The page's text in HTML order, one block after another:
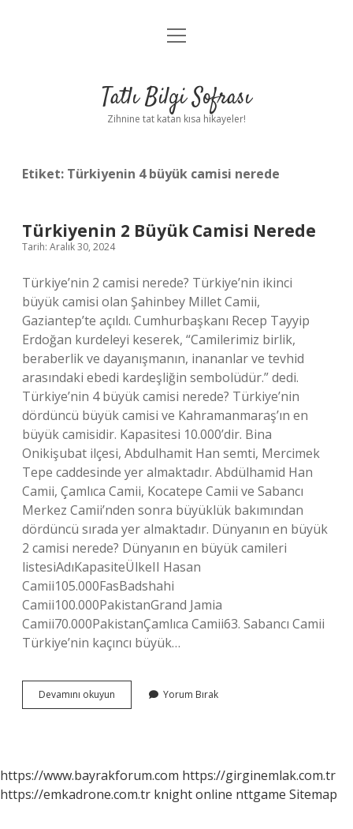
Anasayfa
Yasal Uyarı
menüyü
Tatlı Bilgi Sofrası
Zihnine tat katan kısa hikayeler!
Etiket: Türkiyenin 4 büyük camisi nerede
Türkiyenin 2 Büyük Camisi Nerede
Tarih: Aralık 30, 2024
Türkiye’nin 2 camisi nerede? Türkiye’nin ikinci
büyük camisi olan Şahinbey Millet Camii,
Gaziantep’te açıldı. Cumhurbaşkanı Recep Tayyip
Erdoğan kurdeleyi keserek, “Camilerimiz birlik,
beraberlik ve dayanışmanın, inananlar ve tevhid
arasındaki ebedi kardeşliğin sembolüdür.” dedi.
Türkiye’nin 4 büyük camisi nerede? Türkiye’nin
dördüncü büyük camisi ve Kahramanmaraş’ın en
büyük camisidir. Kapasitesi 10.000’dir. Bina
Onikişubat ilçesi, Abdulhamit Han semti, Mercimek
Tepe caddesinde yer almaktadır. Abdülhamid Han
Camii, Çamlıca Camii, Kocatepe Camii ve Sabancı
Merkez Camii’nden sonra büyüklük bakımından
dördüncü sırada yer almaktadır. Dünyanın en büyük
2 camisi nerede? Dünyanın en büyük camileri
listesiAdıKapasiteÜlkeII Hasan
Camii105.000FasBadshahi
Camii100.000PakistanGrand Jamia
Camii70.000PakistanÇamlıca Camii63. Sabancı Camii
Türkiye’nin kaçıncı büyük…
Devamını okuyun Türkiyenin
2
Yorum Bırak
https://www.bayrakforum.com https://girginemlak.com.tr
https://emkadrone.com.tr knight online nttgame Sitemap